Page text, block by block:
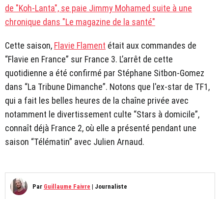
de "Koh-Lanta", se paie Jimmy Mohamed suite à une
chronique dans "Le magazine de la santé"
Cette saison, Flavie Flament était aux commandes de
“Flavie en France” sur France 3. L’arrêt de cette
quotidienne a été confirmé par Stéphane Sitbon-Gomez
dans “La Tribune Dimanche”. Notons que l'ex-star de TF1,
qui a fait les belles heures de la chaîne privée avec
notamment le divertissement culte “Stars à domicile”,
connaît déjà France 2, où elle a présenté pendant une
saison “Télématin” avec Julien Arnaud.
Par Guillaume Faivre | Journaliste